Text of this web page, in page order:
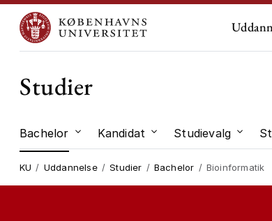
Studier
Bachelor Undermenu til "Bachelor"
Kandidat Undermenu til
Studievalg
KU Uddannelse Studier Bachelor Bioinformatik